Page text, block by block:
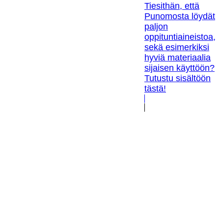
Tiesithän, että
Punomosta löydät
paljon
oppituntiaineistoa,
sekä esimerkiksi
hyviä materiaalia
sijaisen käyttöön?
Tutustu sisältöön
tästä!